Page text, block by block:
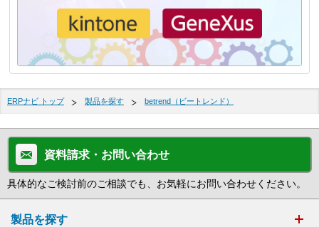
ERPナビ トップ 製品を探す betrend（ビートレンド）
資料請求・お問い合わせ
具体的なご検討前のご相談でも、お気軽にお問い合わせください。
製品を探す